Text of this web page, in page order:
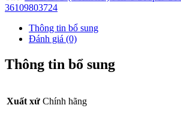
36109803724
Thông tin bổ sung
Đánh giá (0)
Thông tin bổ sung
Xuất xứ Chính hãng